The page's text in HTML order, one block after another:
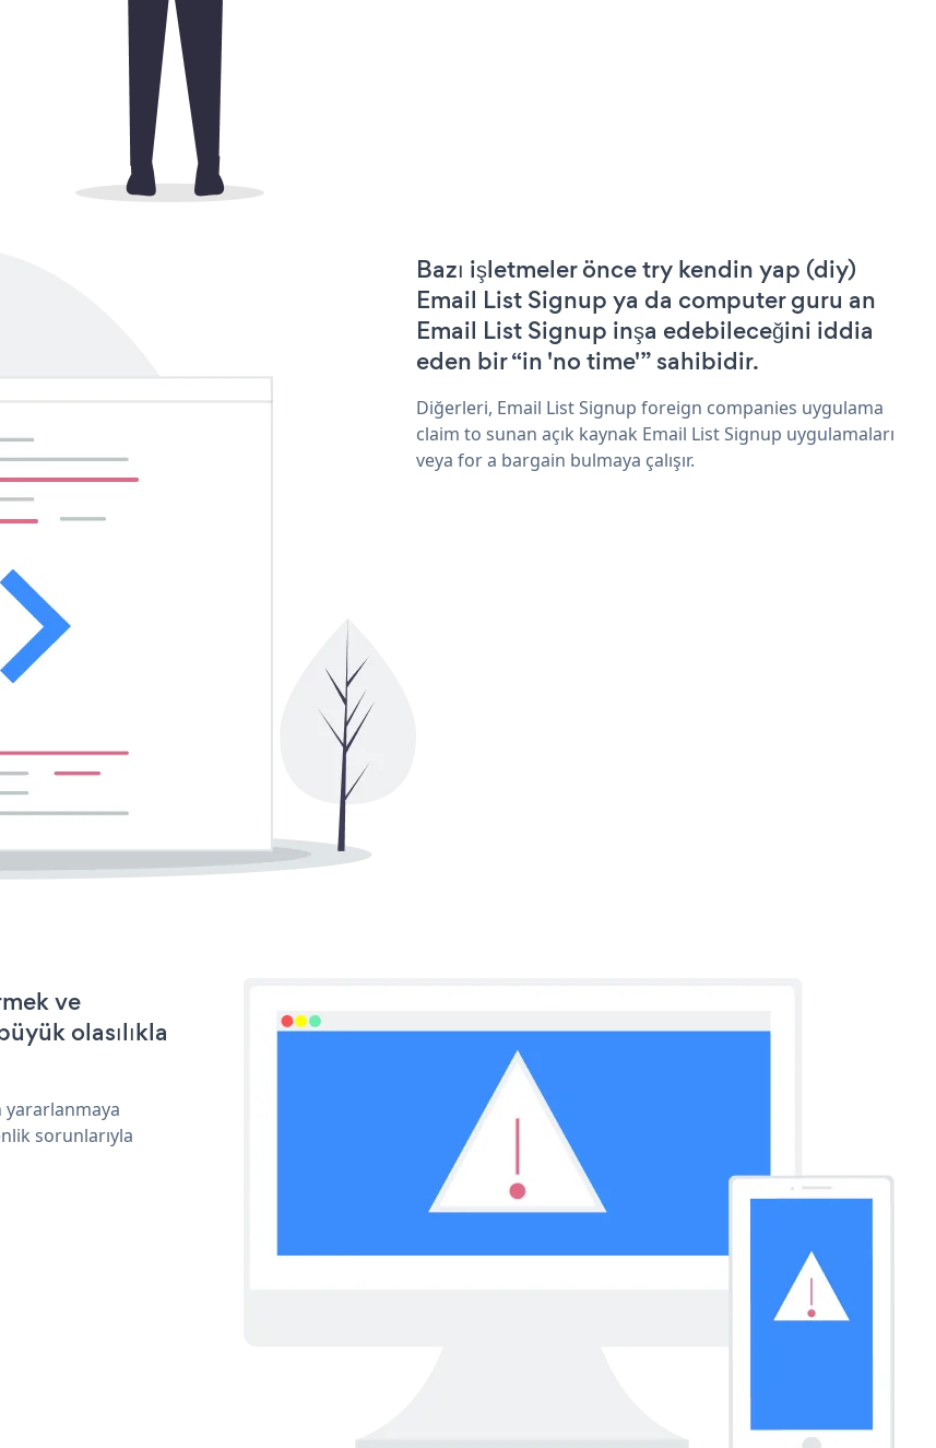
Bazı işletmeler önce try kendin yap (diy)
Email List Signup ya da computer guru an
Email List Signup inşa edebileceğini iddia
eden bir “in 'no time'” sahibidir.
Diğerleri, Email List Signup foreign companies uygulama
claim to sunan açık kaynak Email List Signup uygulamaları
veya for a bargain bulmaya çalışır.
ve
olasılıkla
yararlanmaya
sorunlarıyla